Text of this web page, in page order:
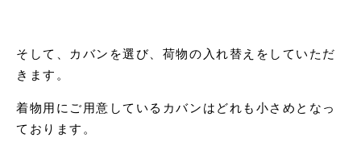
そして、カバンを選び、荷物の入れ替えをしていただ
きます。
着物用にご用意しているカバンはどれも小さめとなっ
ております。